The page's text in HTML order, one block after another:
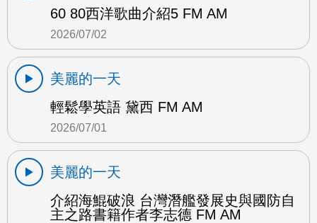
60 80西洋歌曲介紹5 FM AM
2026/07/02
美麗的一天
輕鬆學英語 黛西 FM AM
2026/07/01
美麗的一天
介紹海鯤破浪 台灣潛艦發展史與國防自
主之路書籍作者李志德 FM AM